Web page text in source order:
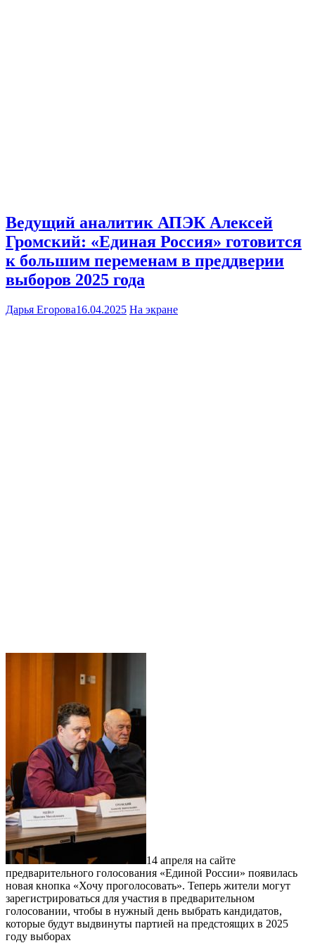
Ведущий аналитик АПЭК Алексей
Громский: «Единая Россия» готовится
к большим переменам в преддверии
выборов 2025 года
Дарья Егорова16.04.2025 На экране
14 апреля на сайте
предварительного голосования «Единой России» появилась
новая кнопка «Хочу проголосовать». Теперь жители могут
зарегистрироваться для участия в предварительном
голосовании, чтобы в нужный день выбрать кандидатов,
которые будут выдвинуты партией на предстоящих в 2025
году выборах